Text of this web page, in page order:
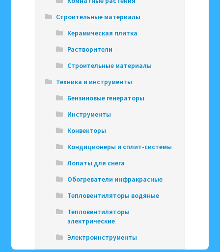
Строительные материалы
Керамическая плитка
Растворители
Строительные материалы
Техника и инструменты
Бензиновые генераторы
Инструменты
Конвекторы
Кондиционеры и сплит-системы
Лопаты для снега
Обогреватели инфракрасные
Тепловентиляторы водяные
Тепловентиляторы
электрические
Электроинструменты